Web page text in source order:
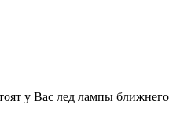
у Вас лед лампы